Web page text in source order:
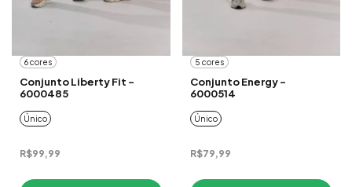
6 cores
Conjunto Liberty Fit -
6000485
Único
R$99,99
5 cores
Conjunto Energy -
6000514
Único
R$79,99